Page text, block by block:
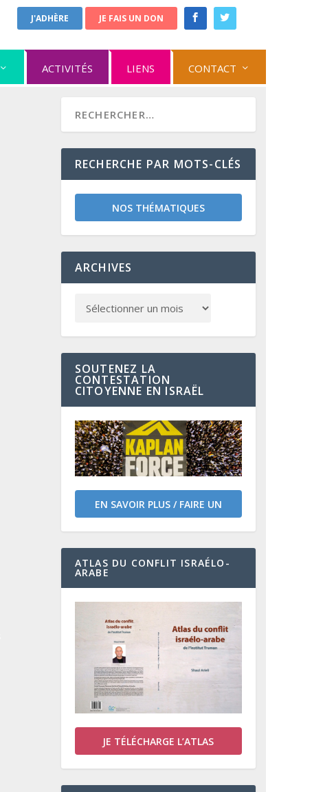
J'ADHÈRE JE FAIS UN DON
ACTIVITÉS LIENS CONTACT
RECHERCHE PAR MOTS-CLÉS
NOS THÉMATIQUES
ARCHIVES
SOUTENEZ LA
CONTESTATION
CITOYENNE EN ISRAËL
EN SAVOIR PLUS / FAIRE UN
DON
ATLAS DU CONFLIT ISRAÉLO-
ARABE
JE TÉLÉCHARGE L’ATLAS